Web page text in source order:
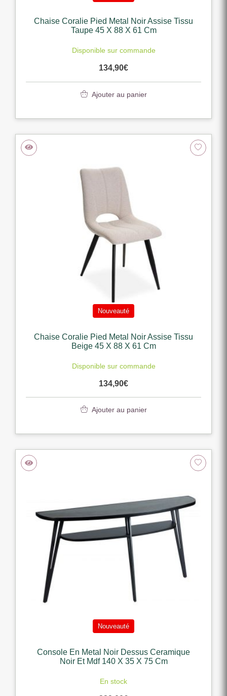
Chaise Coralie Pied Metal Noir Assise Tissu
Taupe 45 X 88 X 61 Cm
Disponible sur commande
134,90€
Ajouter au panier
Nouveauté
Chaise Coralie Pied Metal Noir Assise Tissu
Beige 45 X 88 X 61 Cm
Disponible sur commande
134,90€
Ajouter au panier
Nouveauté
Console En Metal Noir Dessus Ceramique
Noir Et Mdf 140 X 35 X 75 Cm
En stock